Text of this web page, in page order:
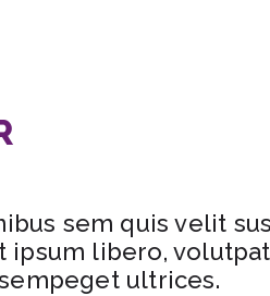
sem quis velit
ipsum libero,
ultrices.